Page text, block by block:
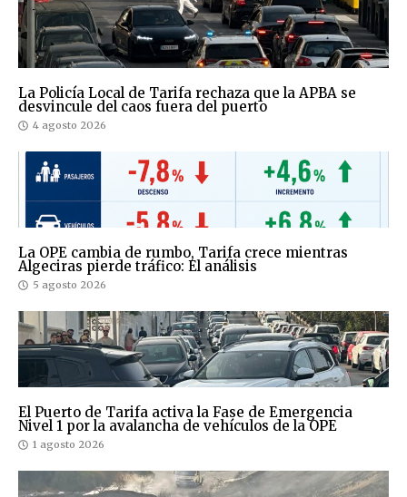
La Policía Local de Tarifa rechaza que la APBA se
desvincule del caos fuera del puerto
4 agosto 2026
La OPE cambia de rumbo, Tarifa crece mientras
Algeciras pierde tráfico: El análisis
5 agosto 2026
El Puerto de Tarifa activa la Fase de Emergencia
Nivel 1 por la avalancha de vehículos de la OPE
1 agosto 2026